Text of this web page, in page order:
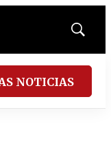
Mostrar
NOTICIAS